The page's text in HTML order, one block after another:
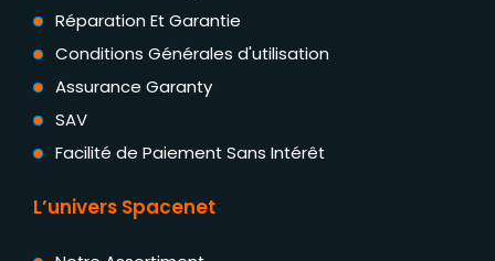
Réparation Et Garantie
Conditions Générales d'utilisation
Assurance Garanty
SAV
Facilité de Paiement Sans Intérêt
L’univers Spacenet